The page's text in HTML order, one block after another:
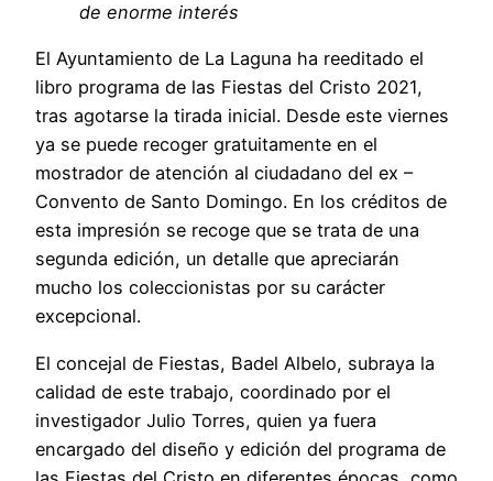
de enorme interés
El Ayuntamiento de La Laguna ha reeditado el
libro programa de las Fiestas del Cristo 2021,
tras agotarse la tirada inicial. Desde este viernes
ya se puede recoger gratuitamente en el
mostrador de atención al ciudadano del ex –
Convento de Santo Domingo. En los créditos de
esta impresión se recoge que se trata de una
segunda edición, un detalle que apreciarán
mucho los coleccionistas por su carácter
excepcional.
El concejal de Fiestas, Badel Albelo, subraya la
calidad de este trabajo, coordinado por el
investigador Julio Torres, quien ya fuera
encargado del diseño y edición del programa de